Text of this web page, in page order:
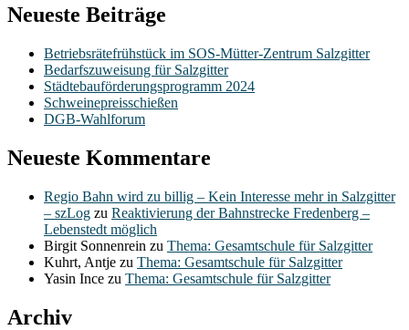
Neueste Beiträge
Betriebsrätefrühstück im SOS-Mütter-Zentrum Salzgitter
Bedarfszuweisung für Salzgitter
Städtebauförderungsprogramm 2024
Schweinepreisschießen
DGB-Wahlforum
Neueste Kommentare
Regio Bahn wird zu billig – Kein Interesse mehr in Salzgitter
– szLog zu Reaktivierung der Bahnstrecke Fredenberg –
Lebenstedt möglich
Birgit Sonnenrein zu Thema: Gesamtschule für Salzgitter
Kuhrt, Antje zu Thema: Gesamtschule für Salzgitter
Yasin Ince zu Thema: Gesamtschule für Salzgitter
Archiv